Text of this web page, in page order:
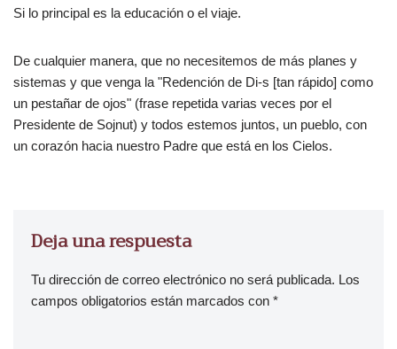
Si lo principal es la educación o el viaje.
De cualquier manera, que no necesitemos de más planes y
sistemas y que venga la "Redención de Di-s [tan rápido] como
un pestañar de ojos" (frase repetida varias veces por el
Presidente de Sojnut) y todos estemos juntos, un pueblo, con
un corazón hacia nuestro Padre que está en los Cielos.
Deja una respuesta
Tu dirección de correo electrónico no será publicada. Los
campos obligatorios están marcados con *